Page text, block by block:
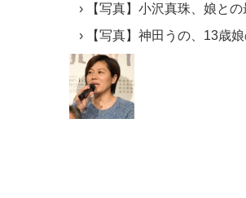
【写真】小沢真珠、娘と
【写真】神田うの、13歳